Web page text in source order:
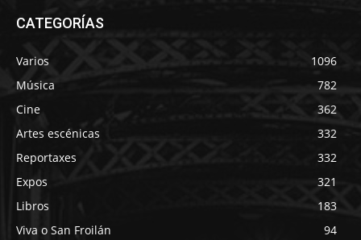
CATEGORÍAS
Varios
1096
Música
782
Cine
362
Artes escénicas
332
Reportaxes
332
Expos
321
Libros
183
Viva o San Froilán
94